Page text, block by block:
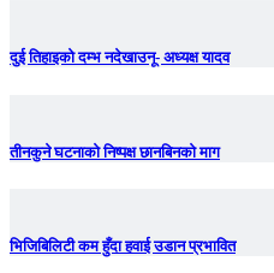
दुई तिहाइको दम्भ नदेखाउनू- अध्यक्ष यादव
तीनकुने घटनाकाे निष्पक्ष छानबिनकाे माग
भिजिबिलिटी कम हुँदा हवाई उडान प्रभावित